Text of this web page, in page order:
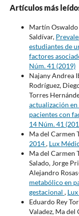
Artículos más
Martín Oswaldo
Saldívar,
estudiantes de
factores
Núm. 41 (2019)
Najany Andrea
Rodríguez,
Torres
actualización
pacientes con
14 Núm. 41
Ma del Carmen
2014, Lux
Ma del Carmen
Salado, Jorge
Alejandro
metabólico en
gestacional ,
Eduardo Rey
Valadez, Ma del